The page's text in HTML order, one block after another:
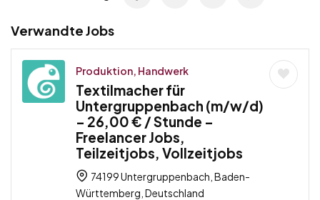
Verwandte Jobs
Produktion, Handwerk
Textilmacher für
Untergruppenbach (m/w/d)
– 26,00 € / Stunde –
Freelancer Jobs,
Teilzeitjobs, Vollzeitjobs
74199 Untergruppenbach, Baden-
Württemberg, Deutschland